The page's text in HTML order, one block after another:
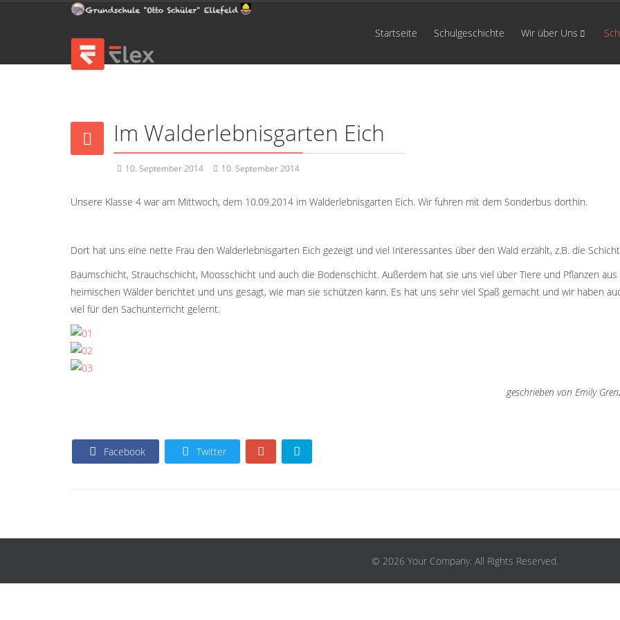
Startseite Schulgeschichte Wir über Uns
Im Walderlebnisgarten Eich
10. September 2014 10. September 2014
Unsere Klasse 4 war am Mittwoch, dem 10.09.2014 im Walderlebnisgarten Eich. Wir fuhren mit dem Sonderbus dorthin.
Dort hat uns eine nette Frau den Walderlebnisgarten Eich gezeigt und viel Interessantes über den Wald erzählt, z.B. die
Baumschicht, Strauchschicht, Moosschicht und auch die Bodenschicht. Außerdem hat sie uns viel über Tiere und Pflanzen aus
heimischen Wälder berichtet und uns gesagt, wie man sie schützen kann. Es hat uns sehr viel Spaß gemacht und wir haben
viel für den Sachunterricht gelernt.
geschrieben von Emily
Facebook Twitter
© 2026 Your Company. All Rights Reserved.